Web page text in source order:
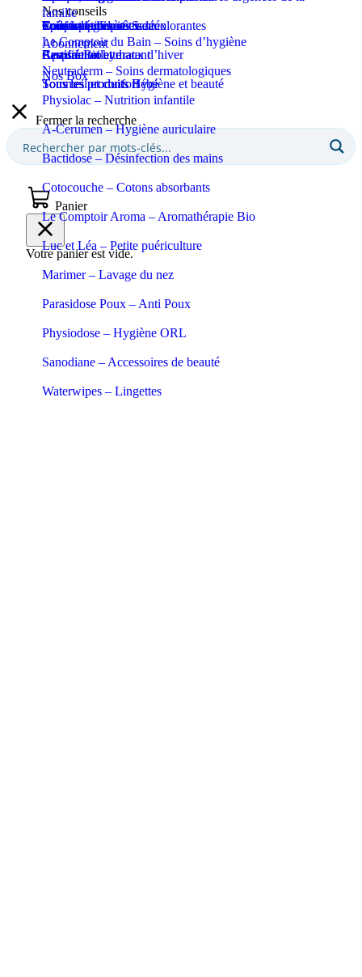
Coupe-ongles et ciseaux
Apaisant et hydratant
Sommeil et confort
Puériculture
Certifié Bio
Tous les produits Bébé
Confort et bien-être
Respiration et maux d’hiver
Tous les produits Santé
Epilation et crèmes décolorantes
Soins spécifiques
Soins solaires
Eaux de toilette
Tous les produits Hygiène et beauté
famille
Le Comptoir du Bain – Soins d’hygiène
Neutraderm – Soins dermatologiques
Physiolac – Nutrition infantile
A-Cerumen – Hygiène auriculaire
Bactidose – Désinfection des mains
Cotocouche – Cotons absorbants
Le Comptoir Aroma – Aromathérapie Bio
Luc et Léa – Petite puériculture
Marimer – Lavage du nez
Parasidose Poux – Anti Poux
Physiodose – Hygiène ORL
Sanodiane – Accessoires de beauté
Waterwipes – Lingettes
Nos conseils
Abonnement
Nos Box
Fermer la recherche
Panier
Votre panier est vide.